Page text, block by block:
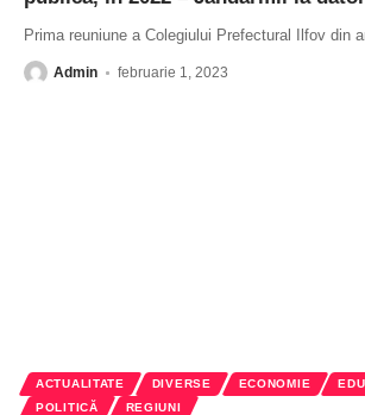
Prima reuniune a Colegiului Prefectural Ilfov din
Admin februarie 1, 2023
ACTUALITATE DIVERSE ECONOMIE
POLITICĂ
REGIUNI